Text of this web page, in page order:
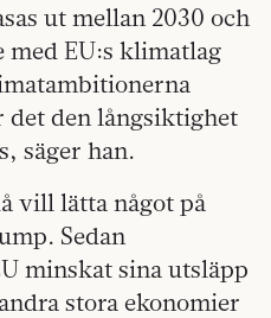
ut mellan 2030 och
med EU:s klimatlag
det den långsiktighet
säger han.
vill lätta något på
Sedan
minskat sina utsläpp
stora ekonomier